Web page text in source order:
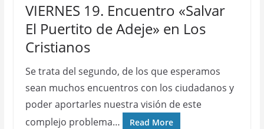
VIERNES 19. Encuentro «Salvar
El Puertito de Adeje» en Los
Cristianos
Se trata del segundo, de los que esperamos
sean muchos encuentros con los ciudadanos y
poder aportarles nuestra visión de este
complejo problema…
Read More